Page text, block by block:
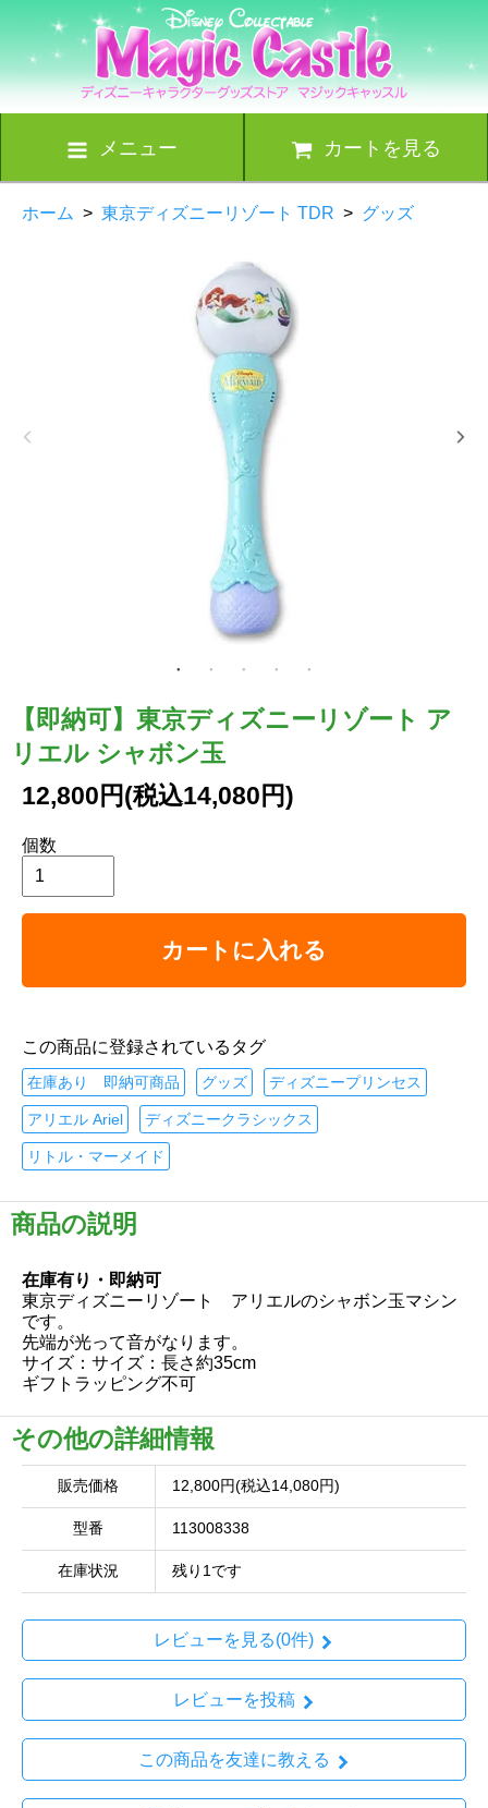
メニュー カートを見る
ホーム > 東京ディズニーリゾート TDR > グッズ
【即納可】東京ディズニーリゾート ア
リエル シャボン玉
12,800円(税込14,080円)
個数
カートに入れる
この商品に登録されているタグ
在庫あり 即納可商品 グッズ ディズニープリンセス
アリエル Ariel ディズニークラシックス
リトル・マーメイド
商品の説明
在庫有り・即納可
東京ディズニーリゾート アリエルのシャボン玉マシン
です。
先端が光って音がなります。
サイズ：サイズ：長さ約35cm
ギフトラッピング不可
その他の詳細情報
販売価格 12,800円(税込14,080円)
型番 113008338
在庫状況 残り1です
レビューを見る(0件)
レビューを投稿
この商品を友達に教える